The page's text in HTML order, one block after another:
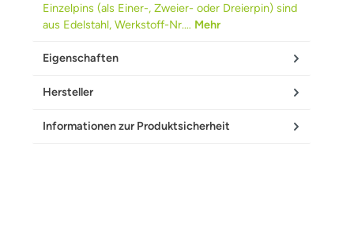
Einzelpins (als Einer-, Zweier- oder Dreierpin) sind
aus Edelstahl, Werkstoff-Nr.… Mehr
Eigenschaften
Hersteller
Informationen zur Produktsicherheit